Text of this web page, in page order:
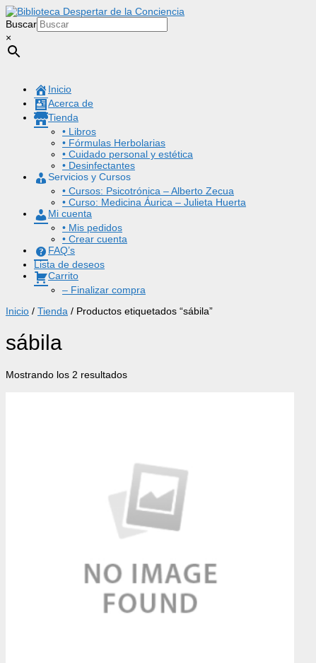
Buscar
×
Inicio
Acerca de
Tienda
• Libros
• Fórmulas Herbolarias
• Cuidado personal y estética
• Desinfectantes
Servicios y Cursos
• Cursos: Psicotrónica – Alberto Zecua
• Curso: Medicina Áurica – Julieta Huerta
Mi cuenta
• Mis pedidos
• Crear cuenta
FAQ’s
Lista de deseos
Carrito
– Finalizar compra
Inicio / Tienda / Productos etiquetados “sábila”
sábila
Mostrando los 2 resultados